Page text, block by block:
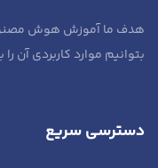
هدف ما آموزش هوش
بتوانیم موارد کاربردی آن
دسترسی سریع